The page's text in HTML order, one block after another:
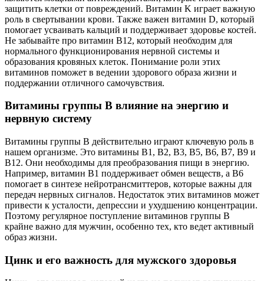
защитить клетки от повреждений. Витамин K играет важную
роль в свертывании крови. Также важен витамин D, который
помогает усваивать кальций и поддерживает здоровье костей.
Не забывайте про витамин B12, который необходим для
нормального функционирования нервной системы и
образования кровяных клеток. Понимание роли этих
витаминов поможет в ведении здорового образа жизни и
поддержании отличного самочувствия.
Витамины группы B влияние на энергию и
нервную систему
Витамины группы B действительно играют ключевую роль в
нашем организме. Это витамины B1, B2, B3, B5, B6, B7, B9 и
B12. Они необходимы для преобразования пищи в энергию.
Например, витамин B1 поддерживает обмен веществ, а B6
помогает в синтезе нейротрансмиттеров, которые важны для
передач нервных сигналов. Недостаток этих витаминов может
привести к усталости, депрессии и ухудшению концентрации.
Поэтому регулярное поступление витаминов группы B
крайне важно для мужчин, особенно тех, кто ведет активный
образ жизни.
Цинк и его важность для мужского здоровья